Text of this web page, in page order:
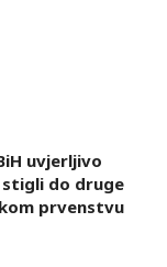
uvjerljivo
stigli do druge
prvenstvu